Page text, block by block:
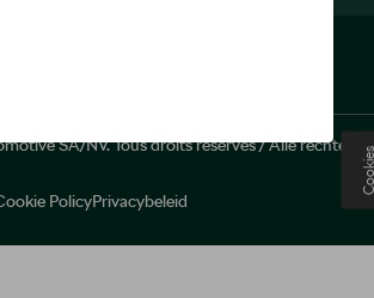
SA/NV. Tous droits réservés / Alle rechten
PolicyPrivacybeleid